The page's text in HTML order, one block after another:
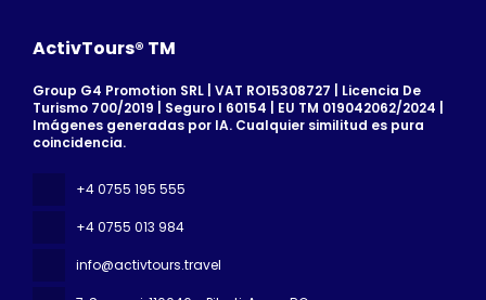
ActivTours® TM
Group G4 Promotion SRL | VAT RO15308727 | Licencia De
Turismo 700/2019 | Seguro I 60154 | EU TM 019042062/2024 |
Imágenes generadas por IA. Cualquier similitud es pura
coincidencia.
+4 0755 195 555
+4 0755 013 984
info@activtours.travel